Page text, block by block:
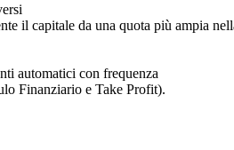
il capitale da una quota più ampia
automatici con frequenza
Finanziario e Take Profit).